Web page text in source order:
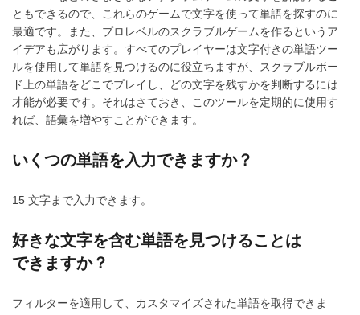
ともできるので、これらのゲームで文字を使って単語を探すのに
最適です。また、プロレベルのスクラブルゲームを作るというア
イデアも広がります。すべてのプレイヤーは文字付きの単語ツー
ルを使用して単語を見つけるのに役立ちますが、スクラブルボー
ド上の単語をどこでプレイし、どの文字を残すかを判断するには
才能が必要です。それはさておき、このツールを定期的に使用す
れば、語彙を増やすことができます。
いくつの単語を入力できますか？
15 文字まで入力できます。
好きな文字を含む単語を見つけることは
できますか？
フィルターを適用して、カスタマイズされた単語を取得できま